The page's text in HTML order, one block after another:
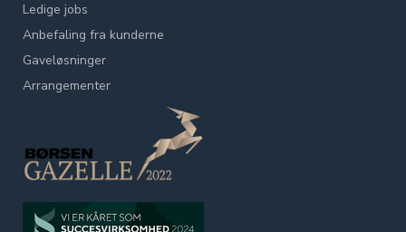
Ledige jobs
Anbefaling fra kunderne
Gaveløsninger
Arrangementer